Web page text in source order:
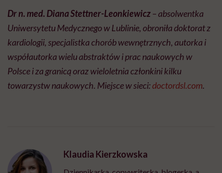
Dr n. med. Diana Stettner-Leonkiewicz– absolwentka
Uniwersytetu Medycznego w Lublinie, obroniła doktorat z
kardiologii, specjalistka chorób wewnętrznych, autorka i
współautorka wielu abstraktów i prac naukowych w
Polsce i za granicą oraz wieloletnia członkini kilku
towarzystw naukowych. Miejsce w sieci:doctordsl.com.
Klaudia Kierzkowska